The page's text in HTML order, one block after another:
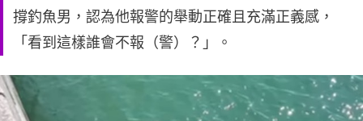
撐釣魚男，認為他報警的舉動正確且充滿正義感，
「看到這樣誰會不報（警）？」。